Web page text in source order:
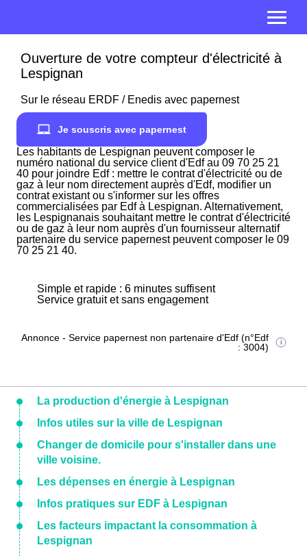
Ouverture de votre compteur d'électricité à
Lespignan
Sur le réseau ERDF / Enedis avec papernest
Je souscris avec papernest
Les habitants de Lespignan peuvent composer le
numéro national du service client d'Edf au 09 70 25 21
40 pour joindre Edf : mettre le contrat d'électricité ou de
gaz à leur nom directement auprès d'Edf, modifier un
contrat existant ou s'informer sur les offres
commercialisées par Edf à Lespignan. Alternativement,
les Lespignanais souhaitant mettre le contrat d'électricité
ou de gaz à leur nom auprès d'un fournisseur alternatif
partenaire du service papernest peuvent composer le 09
70 25 21 40.
Simple et rapide : 6 minutes suffisent
Service gratuit et sans engagement
Annonce - Service papernest non partenaire d'Edf (n°Edf
: 3004)
La production d'énergie à Lespignan
Infos utiles sur la ville de Lespignan
Changer de domicile pour s'installer dans une
ville voisine.
Les dépenses en énergie à Lespignan
Infos pratiques sur EDF à Lespignan
Les facteurs impactant la consommation à
Lespignan